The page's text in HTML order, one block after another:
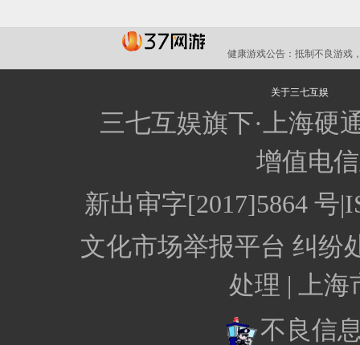
健康游戏公告： 抵制不良游戏
关于三七互娱
三七互娱旗下·上海硬
增值电
新出审字[2017]5864 号
文化市场举报平台 纠纷
处理 |
上
不良信